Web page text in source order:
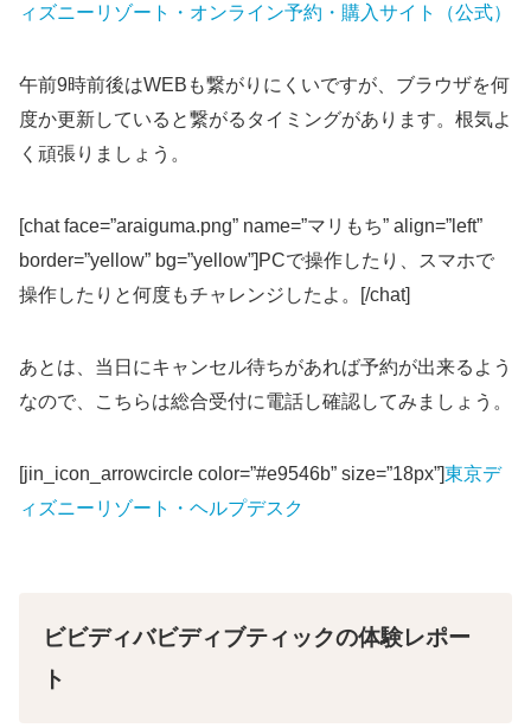
ィズニーリゾート・オンライン予約・購入サイト（公式）
午前9時前後はWEBも繋がりにくいですが、ブラウザを何
度か更新していると繋がるタイミングがあります。根気よ
く頑張りましょう。
[chat face=”araiguma.png” name=”マリもち” align=”left”
border=”yellow” bg=”yellow”]PCで操作したり、スマホで
操作したりと何度もチャレンジしたよ。[/chat]
あとは、当日にキャンセル待ちがあれば予約が出来るよう
なので、こちらは総合受付に電話し確認してみましょう。
[jin_icon_arrowcircle color=”#e9546b” size=”18px”]東京デ
ィズニーリゾート・ヘルプデスク
ビビディバビディブティックの体験レポー
ト